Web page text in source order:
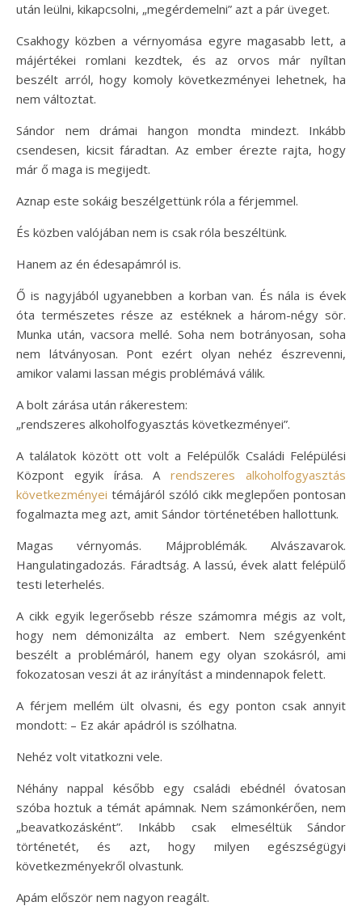
után leülni, kikapcsolni, „megérdemelni” azt a pár üveget.
Csakhogy közben a vérnyomása egyre magasabb lett, a
májértékei romlani kezdtek, és az orvos már nyíltan
beszélt arról, hogy komoly következményei lehetnek, ha
nem változtat.
Sándor nem drámai hangon mondta mindezt. Inkább
csendesen, kicsit fáradtan. Az ember érezte rajta, hogy
már ő maga is megijedt.
Aznap este sokáig beszélgettünk róla a férjemmel.
És közben valójában nem is csak róla beszéltünk.
Hanem az én édesapámról is.
Ő is nagyjából ugyanebben a korban van. És nála is évek
óta természetes része az estéknek a három-négy sör.
Munka után, vacsora mellé. Soha nem botrányosan, soha
nem látványosan. Pont ezért olyan nehéz észrevenni,
amikor valami lassan mégis problémává válik.
A bolt zárása után rákerestem:
„rendszeres alkoholfogyasztás következményei”.
A találatok között ott volt a Felépülők Családi Felépülési
Központ egyik írása. Arendszeres alkoholfogyasztás
következményei témájáról szóló cikk meglepően pontosan
fogalmazta meg azt, amit Sándor történetében hallottunk.
Magas vérnyomás. Májproblémák. Alvászavarok.
Hangulatingadozás. Fáradtság. A lassú, évek alatt felépülő
testi leterhelés.
A cikk egyik legerősebb része számomra mégis az volt,
hogy nem démonizálta az embert. Nem szégyenként
beszélt a problémáról, hanem egy olyan szokásról, ami
fokozatosan veszi át az irányítást a mindennapok felett.
A férjem mellém ült olvasni, és egy ponton csak annyit
mondott: – Ez akár apádról is szólhatna.
Nehéz volt vitatkozni vele.
Néhány nappal később egy családi ebédnél óvatosan
szóba hoztuk a témát apámnak. Nem számonkérően, nem
„beavatkozásként”. Inkább csak elmeséltük Sándor
történetét, és azt, hogy milyen egészségügyi
következményekről olvastunk.
Apám először nem nagyon reagált.